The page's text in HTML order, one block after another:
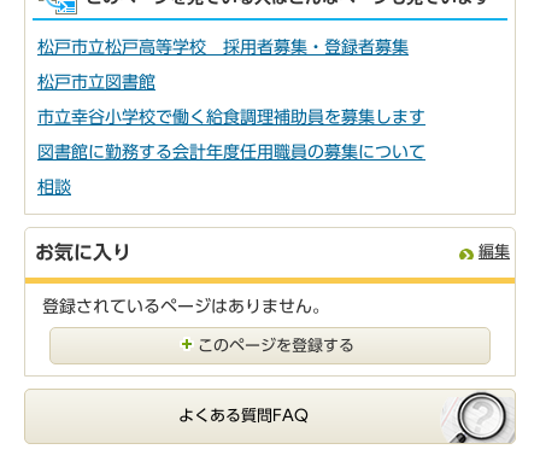
松戸市立松戸高等学校 採用者募集・登録者募集
松戸市立図書館
市立幸谷小学校で働く給食調理補助員を募集します
図書館に勤務する会計年度任用職員の募集について
相談
お気に入り 編集
登録されているページはありません。
このページを登録する
よくある質問FAQ